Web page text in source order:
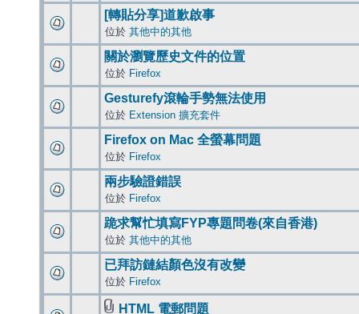
[轉貼分享]道歉啟事
位於 其他中的其他
關於瀏覽歷史文件的位置
位於 Firefox
Gesturefy滾輪手勢無法使用
位於 Extension 擴充套件
Firefox on Mac 全螢幕問題
位於 Firefox
兩步驗證錯誤
位於 Firefox
跪求幫忙填寫FYP專題問卷(來自香港)
位於 其他中的其他
已拜訪鏈結顏色沒有改變
位於 Firefox
HTML 電郵問題